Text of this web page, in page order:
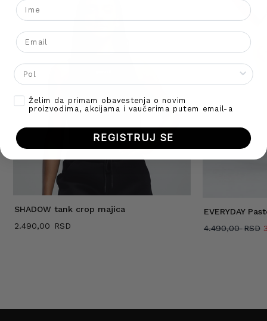
SHADOW tank crop majica
2.490,00
EVERYDAY
4.490,00
Ime
Email
Gender
Opt-inŽelim da primam obavestenja o novim
proizvodima, akcijama i vaučerima putem email-a
REGISTRUJ SE